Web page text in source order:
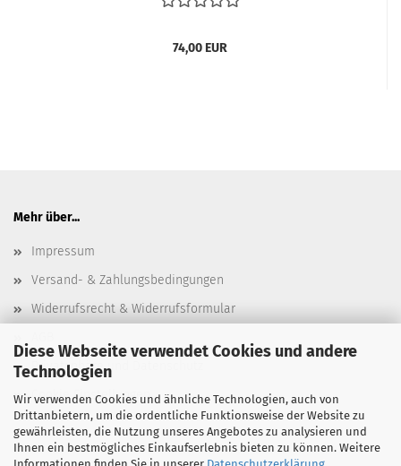
Diese Webseite verwendet Cookies und andere
Technologien
Wir verwenden Cookies und ähnliche Technologien, auch von
Drittanbietern, um die ordentliche Funktionsweise der Website zu
gewährleisten, die Nutzung unseres Angebotes zu analysieren und
Ihnen ein bestmögliches Einkaufserlebnis bieten zu können. Weitere
74,00 EUR
Mehr über...
Impressum
Versand- & Zahlungsbedingungen
Widerrufsrecht & Widerrufsformular
Privatsphäre und Datenschutz
Cookie Einstellungen